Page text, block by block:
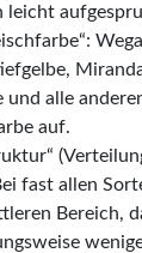
leicht
und alle
auf.
fast allen
Bereich,